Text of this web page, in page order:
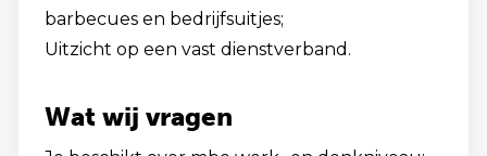
barbecues en bedrijfsuitjes;
Uitzicht op een vast dienstverband.
Wat wij vragen